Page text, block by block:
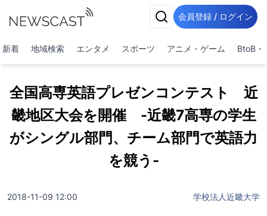
会員登録 / ログイン
新着 地域検索 エンタメ スポーツ アニメ・ゲーム BtoB・
全国高専英語プレゼンコンテスト 近
畿地区大会を開催 -近畿7高専の学生
がシングル部門、チーム部門で英語力
を競う-
2018-11-09 12:00 学校法人近畿大学